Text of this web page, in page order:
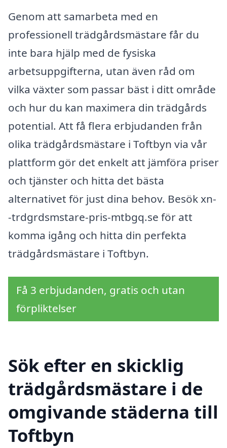
Genom att samarbeta med en
professionell trädgårdsmästare får du
inte bara hjälp med de fysiska
arbetsuppgifterna, utan även råd om
vilka växter som passar bäst i ditt område
och hur du kan maximera din trädgårds
potential. Att få flera erbjudanden från
olika trädgårdsmästare i Toftbyn via vår
plattform gör det enkelt att jämföra priser
och tjänster och hitta det bästa
alternativet för just dina behov. Besök xn-
-trdgrdsmstare-pris-mtbgq.se för att
komma igång och hitta din perfekta
trädgårdsmästare i Toftbyn.
Få 3 erbjudanden, gratis och utan
förpliktelser
Sök efter en skicklig
trädgårdsmästare i de
omgivande städerna till
Toftbyn